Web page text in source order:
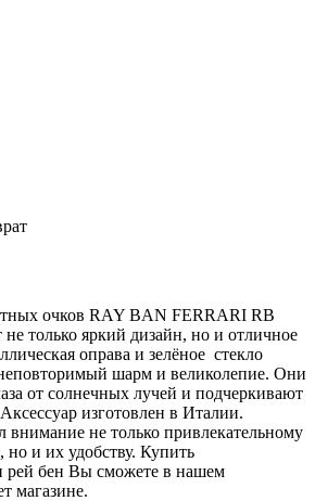
очков RAY BAN FERRARI RB
только яркий дизайн, но и отличное
оправа и зелёное стекло
шарм и великолепие. Они
от солнечных лучей и подчеркивают
изготовлен в Италии.
внимание не только привлекательному
и их удобству. Купить
рей бен Вы сможете в нашем
магазине.